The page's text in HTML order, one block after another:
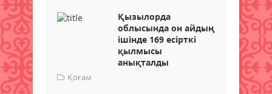
Қызылорда
облысында он айдың
ішінде 169 есірткі
қылмысы
анықталды
Қоғам